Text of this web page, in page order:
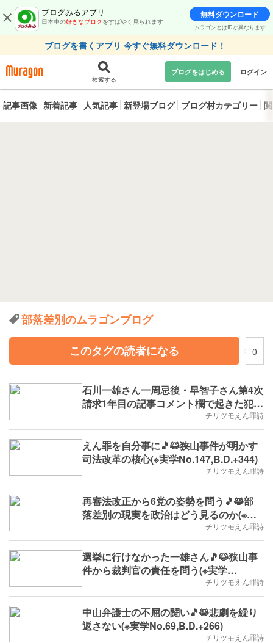
ブログみるアプリ
日本中の好きなブログをすばやく見られます
無料ダウンロード
ムラゴンとはIDが異なります
ブログを書くアプリ 今すぐ無料ダウンロード！
検索する
ブログをはじめる ログイン
記事画像 新着記事 人気記事 新登場ブログ ブログ村カテゴリー
部落差別のムラゴンブログ
このタグの読者になる
0
石川一雄さん一周忌後・早智子さん第4次
請求1年目の記事コメント欄で起きた犯人
扱い🎵😹希望は日野町事件の死後再審開
始決定に(※雑学No.220,B.D.+219)
チリツモえん罪詩
えん罪を自分事に🎵😹狭山事件が明かす
司法改革の核心(※実学No.147,B.D.+344)
チリツモえん罪詩
再審法改正から6党の姿勢を問う🎵😹部
落差別の現実を政治はどう見るのか(※実
チリツモえん罪詩
選挙に行けなかった一雄さん🎵😹狭山事
件から裁判官の責任を問う(※実学
チリツモえん罪詩
中山弁護士の不屈の闘い🎵😹悲劇を繰り
返さない(※実学No.69,B.D.+266)
チリツモえん罪詩